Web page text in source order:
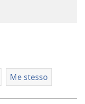
Me stesso